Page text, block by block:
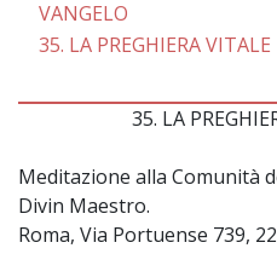
VANGELO
35. LA PREGHIERA VITALE
35. LA
Meditazione alla Comunità
Divin Maestro.
Roma, Via Portuense 739,